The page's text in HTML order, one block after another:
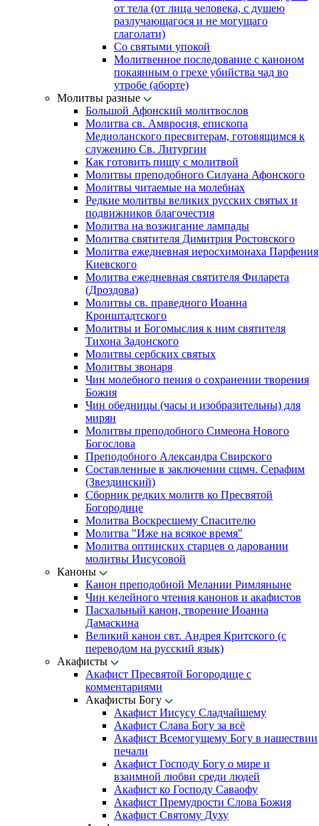
от тела (от лица человека, с душею
разлучающагося и не могущаго
глаголати)
Со святыми упокой
Молитвенное последование с каноном
покаянным о грехе убийства чад во
утробе (аборте)
Молитвы разные
Большой Афонский молитвослов
Молитва св. Амвросия, епископа
Медиоланского пресвитерам, готовящимся к
служению Св. Литургии
Как готовить пищу с молитвой
Молитвы преподобного Силуана Афонского
Молитвы читаемые на молебнах
Редкие молитвы великих русских святых и
подвижников благочестия
Молитва на возжигание лампады
Молитва святителя Димитрия Ростовского
Молитва ежедневная иеросхимонаха Парфения
Киевского
Молитва ежедневная святителя Филарета
(Дроздова)
Молитвы св. праведного Иоанна
Кронштадтского
Молитвы и Богомыслия к ним святителя
Тихона Задонского
Молитвы сербских святых
Молитвы звонаря
Чин молебного пения о сохранении творения
Божия
Чин обедницы (часы и изобразительны) для
мирян
Молитвы преподобного Симеона Нового
Богослова
Преподобного Александра Свирского
Составленные в заключении сщмч. Серафим
(Звездинский)
Сборник редких молитв ко Пресвятой
Богородице
Молитва Воскресшему Спасителю
Молитва "Иже на всякое время"
Молитва оптинских старцев о даровании
молитвы Иисусовой
Каноны
Канон преподобной Мелании Римляныне
Чин келейного чтения канонов и акафистов
Пасхальный канон, творение Иоанна
Дамаскина
Великий канон свт. Андрея Критского (с
переводом на русский язык)
Акафисты
Акафист Пресвятой Богородице с
комментариями
Акафисты Богу
Акафист Иисусу Сладчайшему
Акафист Слава Богу за всё
Акафист Всемогущему Богу в нашествии
печали
Акафист Господу Богу о мире и
взаимной любви среди людей
Акафист ко Господу Саваофу
Акафист Премудрости Слова Божия
Акафист Святому Духу